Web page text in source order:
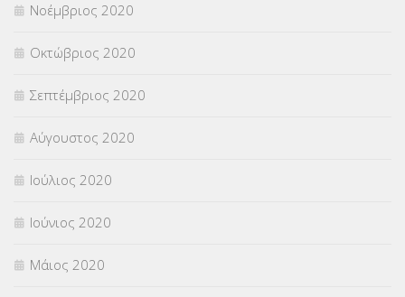
Νοέμβριος 2020
Οκτώβριος 2020
Σεπτέμβριος 2020
Αύγουστος 2020
Ιούλιος 2020
Ιούνιος 2020
Μάιος 2020